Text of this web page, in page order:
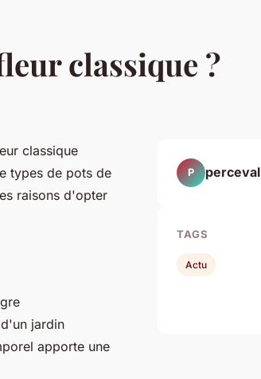
classique ?
classique
types de pots de
raisons d'opter
jardin
apporte une
P perceval
TAGS
Actu